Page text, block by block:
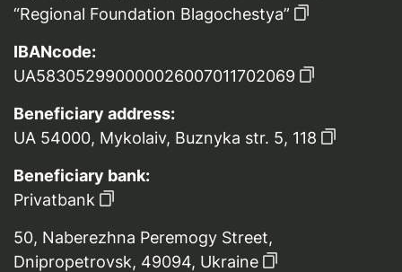
“Regional Foundation Blagochestya”
IBANcode:
UA583052990000026007011702069
Beneficiary address:
UA 54000, Mykolaiv, Buznyka str. 5, 118
Beneficiary bank:
Privatbank
50, Naberezhna Peremogy Street,
Dnipropetrovsk, 49094, Ukraine